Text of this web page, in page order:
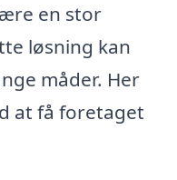
en stor
løsning kan
måder. Her
at få foretaget